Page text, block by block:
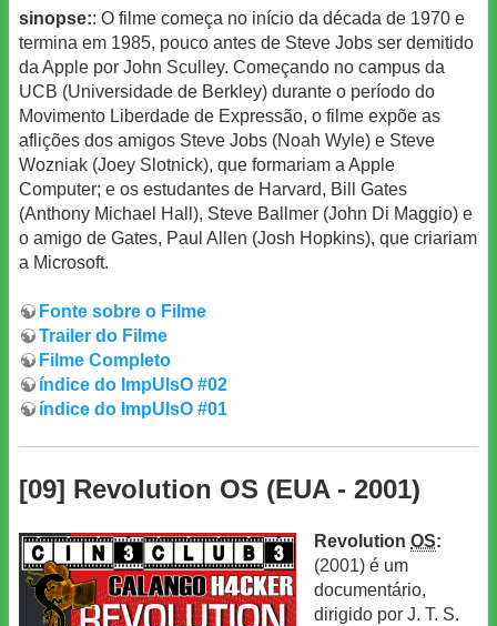
sinopse:: O filme começa no início da década de 1970 e
termina em 1985, pouco antes de Steve Jobs ser demitido
da Apple por John Sculley. Começando no campus da
UCB (Universidade de Berkley) durante o período do
Movimento Liberdade de Expressão, o filme expõe as
aflições dos amigos Steve Jobs (Noah Wyle) e Steve
Wozniak (Joey Slotnick), que formariam a Apple
Computer; e os estudantes de Harvard, Bill Gates
(Anthony Michael Hall), Steve Ballmer (John Di Maggio) e
o amigo de Gates, Paul Allen (Josh Hopkins), que criariam
a Microsoft.
Fonte sobre o Filme
Trailer do Filme
Filme Completo
índice do ImpUlsO #02
índice do ImpUlsO #01
[09] Revolution OS (EUA - 2001)
Revolution OS:
(2001) é um
documentário,
dirigido por J. T. S.